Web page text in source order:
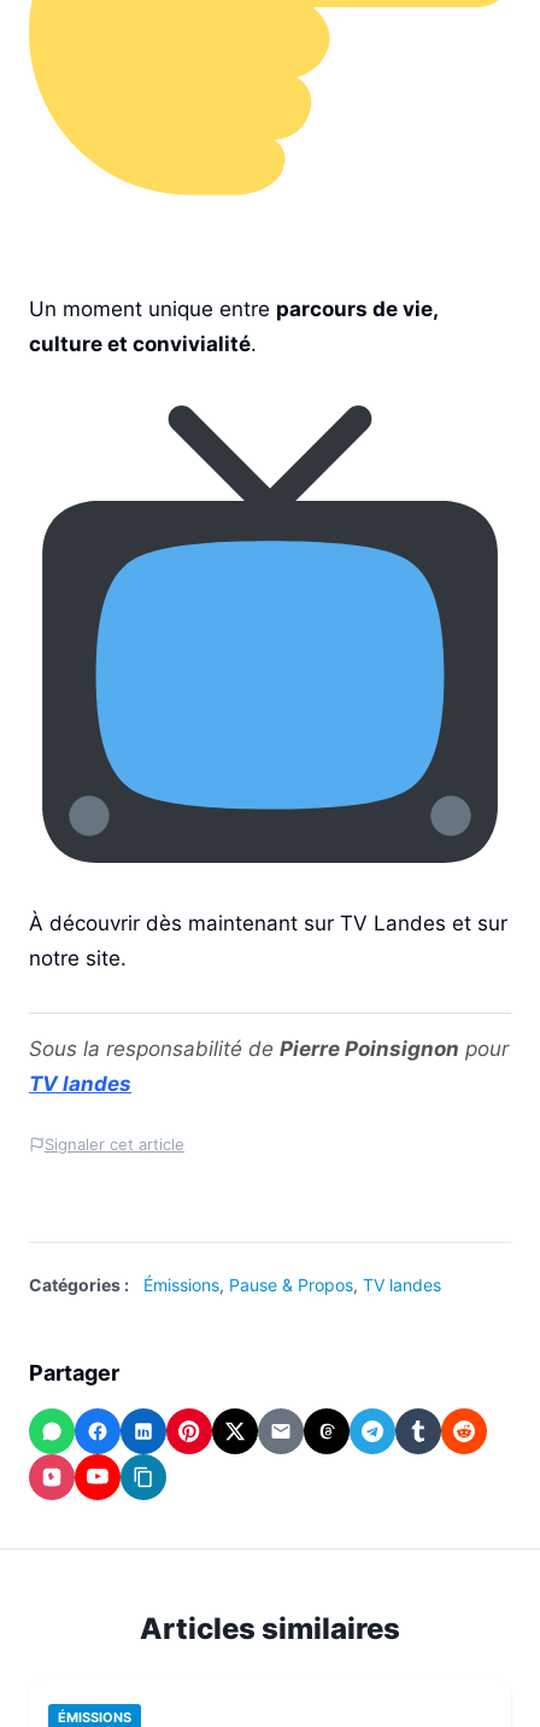
Un moment unique entre parcours de vie,
culture et convivialité.
À découvrir dès maintenant sur TV Landes et sur
notre site.
Sous la responsabilité de Pierre Poinsignon pour
TV landes
Signaler cet article
Catégories : Émissions, Pause & Propos, TV landes
Partager
WhatsApp
Facebook
LinkedInPinterest
X
EmailThreadsTelegram
TumblrReddit
Instagram
YouTubeCopier
lien
Articles similaires
ÉMISSIONS